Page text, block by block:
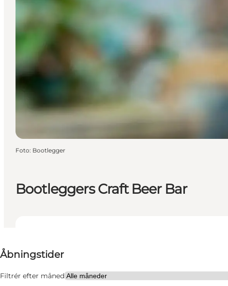
Bootleggers Craft Beer Bar
Åbningstider
Filtrér efter måned
Besøg hjemmeside
Venner
Foto: Bootlegger